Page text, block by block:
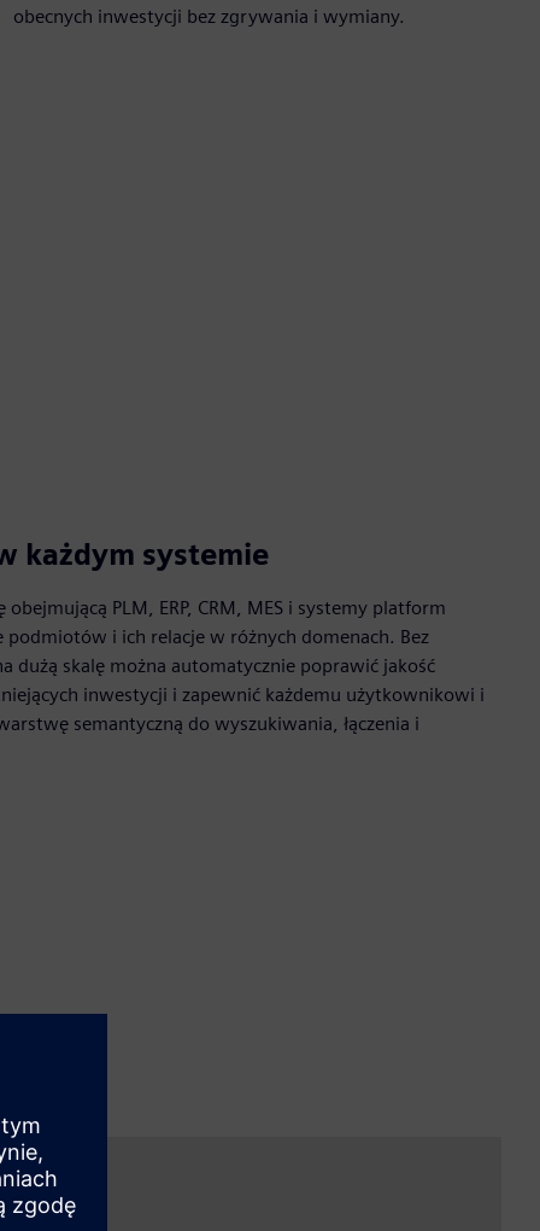
obecnych inwestycji bez zgrywania i wymiany.
każdym systemie
PLM, ERP, CRM, MES i systemy platform
i ich relacje w różnych domenach. Bez
dużą skalę można automatycznie poprawić jakość
inwestycji i zapewnić każdemu użytkownikowi i
semantyczną do wyszukiwania, łączenia i